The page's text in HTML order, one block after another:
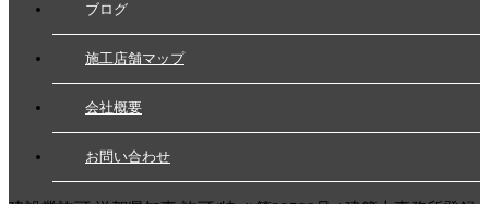
ブログ
施工店舗マップ
会社概要
お問い合わせ